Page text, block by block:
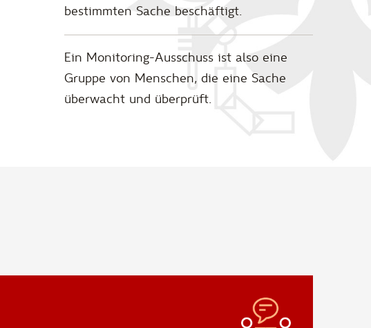
bestimmten Sache beschäftigt.
Ein Monitoring-Ausschuss ist also eine
Gruppe von Menschen, die eine Sache
überwacht und überprüft.